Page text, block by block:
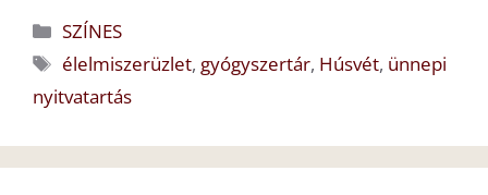
Kategória
SZÍNES
Címkék
élelmiszerüzlet, gyógyszertár, Húsvét, ünnepi
nyitvatartás